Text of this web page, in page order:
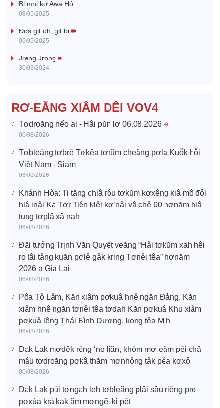
e
o
Bi mni kơ Awa Hô
08/05/2025
Đơs git oh, git bi
06/05/2025
Jreng Jrong
30/03/2024
RƠ-EĂNG XIÂM DÊI VOV4
Tơdroăng nếo ai - Hâi pŭn lơ 06.08.2026
06/08/2026
Tơbleăng tơƀrê Tơkêa tơrŭm cheăng pơla Kuô̆k hô̆i
Việt Nam - Siam
06/08/2026
Khánh Hòa: Ti tăng chiâ rôu tơkŭm kơxêng kiâ mô đô̆i
hlâ inâi Ka Tơr Tiên klêi kơ’nâi vâ chê 60 hơnăm hlâ
tung tơplâ xâ nah
06/08/2026
Đăi tươ̆ng Trịnh Văn Quyết veăng “Hâi tơkŭm xah hêi
ro tâi tâng kuăn pơlê gâk kring Tơnêi têa” hơnăm
2026 a Gia Lai
06/08/2026
Pôa Tô Lâm, Kăn xiâm pơkuâ hnê ngăn Đảng, Kăn
xiâm hnê ngăn tơnêi têa tơdah Kăn pơkuâ Khu xiâm
pơkuâ lêng Thái Bình Dương, kong têa Mih
06/08/2026
Dak Lak mơdêk rĕng ‘no liăn, khŏm mơ-eăm pêi châ
mâu tơdroăng pơkâ thăm mơnhông tâk péa kơxô̆
06/08/2026
Dak Lak púi tơngah leh tơbleăng plâi sầu riêng pro
pơxúa krá kak ăm mơngế ki pêt